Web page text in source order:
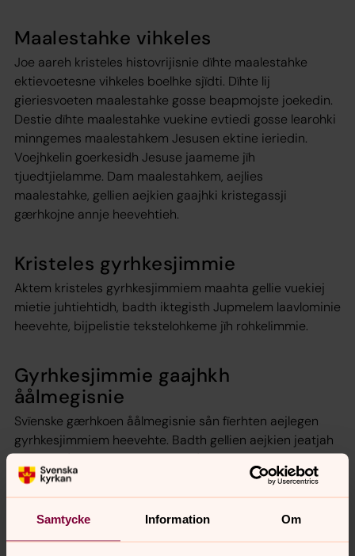
Samtycke Information Om
Maalestahke vihkeles
Joe aareh kristeles histovrijisnie dïhte maalestahke
ektievoetesne vihkeles boelhke sjïdti. Dïhte lij
gieriesvoeten maalestahke gosse beapmojste joekedin.
Destie dïhte maalestahke vuekine evtiedi gosse learohki
minngemes maalestahkem Jesusen ektine ieriedin.
Voejhkelin goerkesidh Jesuse jaameme jïh
tjuedtjielamme. Dam maalestahkem, aejlies
maalestahke, gellien aejkien gaajhki kristegassji
gærhkojne annje heevehtieh.
Kristeles gyrhkesjimmie
Aktem kristeles gyrhkesjimmiem maahta gellie vuekiej
mietie juhtiehtidh, badth iktegisth Jupmelem laavlominie
heevehte, bijpelistie tekstelohkeme jïh rohkelimmie.
Gyrhkesjimmie gaajhkh
åålmegisnie
Svïenske gærhkoen åålmegisnie sån fïerhten aejlegen
gyrhkesjimmiem heevehte. Badth gellien aejkien jeatjah
biejjieh våhkosne aaj. Plaerine våhkoen gyrhkesjimmide
gaavnh jïh mij gyrhkesjimmide muvhth gærhkojne
heevehtieh dov årromesijjesne. Gellien aejkien byjreske-
plaerine bievnieh, badth gellie åålmegh aaj webb-bieline